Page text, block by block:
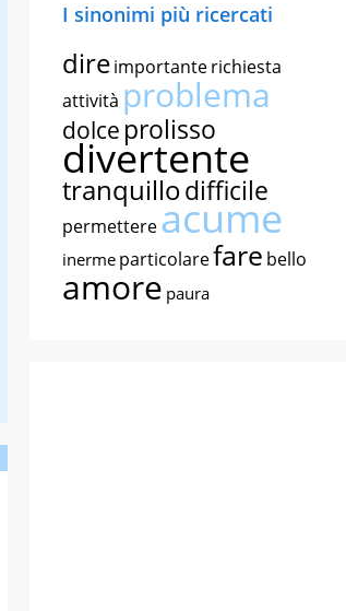
I sinonimi più ricercati
direimportanterichiesta
attività problema
dolce prolisso
divertente
tranquillodifficile
permettereacume
inerme particolarefare bello
amore paura